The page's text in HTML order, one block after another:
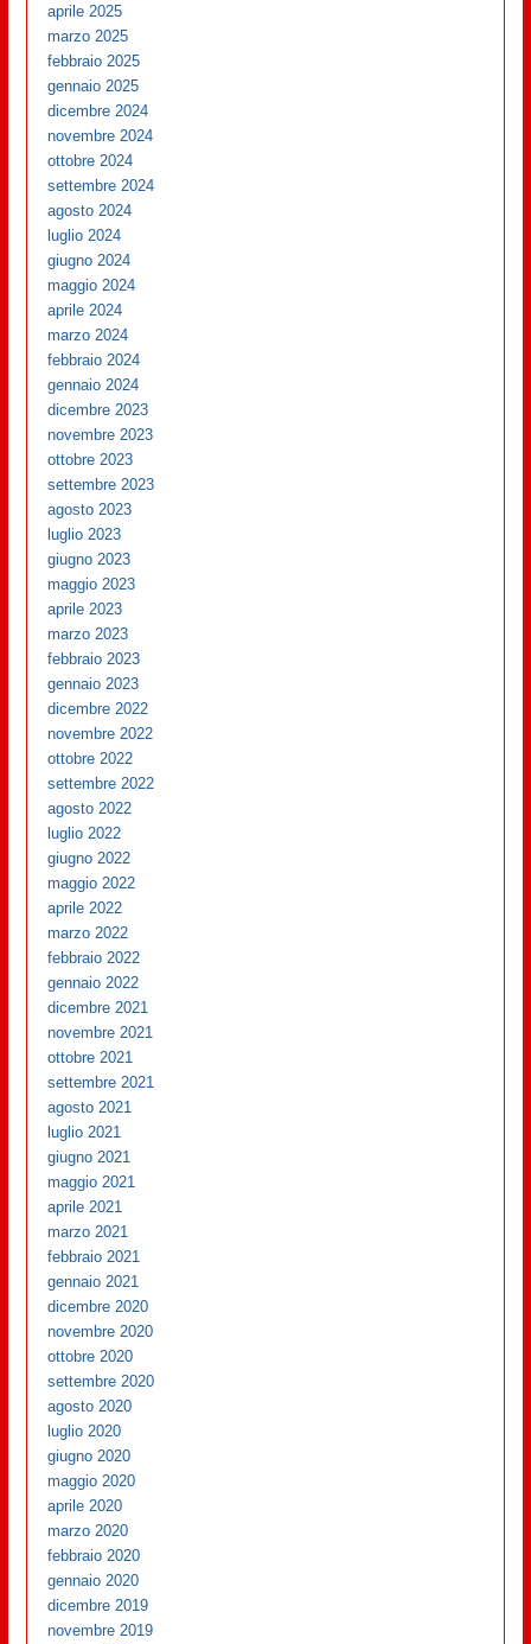
aprile 2025
marzo 2025
febbraio 2025
gennaio 2025
dicembre 2024
novembre 2024
ottobre 2024
settembre 2024
agosto 2024
luglio 2024
giugno 2024
maggio 2024
aprile 2024
marzo 2024
febbraio 2024
gennaio 2024
dicembre 2023
novembre 2023
ottobre 2023
settembre 2023
agosto 2023
luglio 2023
giugno 2023
maggio 2023
aprile 2023
marzo 2023
febbraio 2023
gennaio 2023
dicembre 2022
novembre 2022
ottobre 2022
settembre 2022
agosto 2022
luglio 2022
giugno 2022
maggio 2022
aprile 2022
marzo 2022
febbraio 2022
gennaio 2022
dicembre 2021
novembre 2021
ottobre 2021
settembre 2021
agosto 2021
luglio 2021
giugno 2021
maggio 2021
aprile 2021
marzo 2021
febbraio 2021
gennaio 2021
dicembre 2020
novembre 2020
ottobre 2020
settembre 2020
agosto 2020
luglio 2020
giugno 2020
maggio 2020
aprile 2020
marzo 2020
febbraio 2020
gennaio 2020
dicembre 2019
novembre 2019